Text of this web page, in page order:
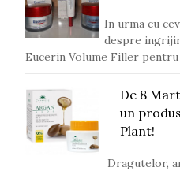
In urma cu
despre
Eucerin Volume Filler
De 8
un
Plant!
Dragutelor,